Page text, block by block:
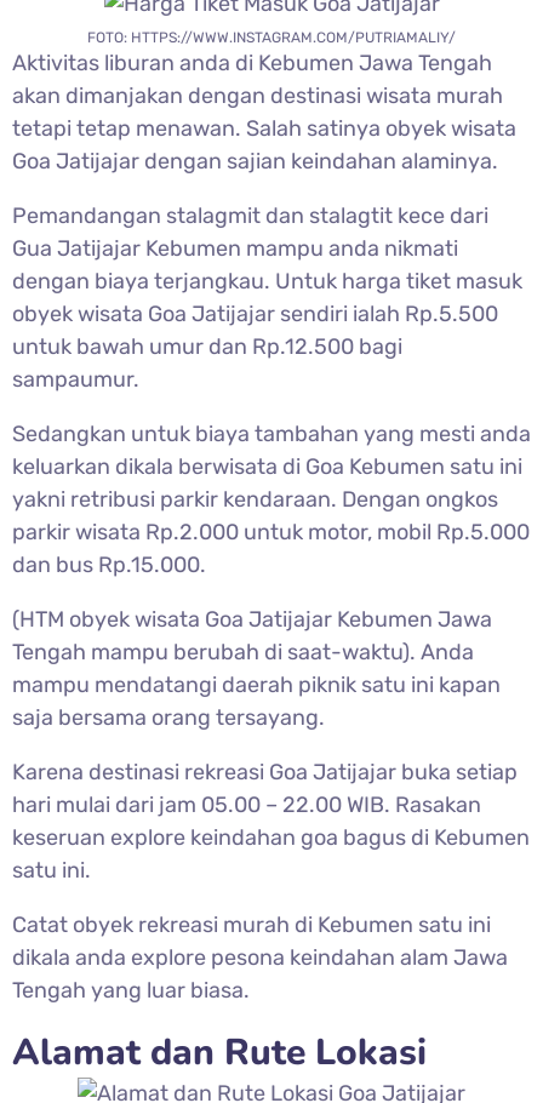
FOTO: HTTPS://WWW.INSTAGRAM.COM/PUTRIAMALIY/
Aktivitas liburan anda di Kebumen Jawa Tengah
akan dimanjakan dengan destinasi wisata murah
tetapi tetap menawan. Salah satinya obyek wisata
Goa Jatijajar dengan sajian keindahan alaminya.
Pemandangan stalagmit dan stalagtit kece dari
Gua Jatijajar Kebumen mampu anda nikmati
dengan biaya terjangkau. Untuk harga tiket masuk
obyek wisata Goa Jatijajar sendiri ialah Rp.5.500
untuk bawah umur dan Rp.12.500 bagi
sampaumur.
Sedangkan untuk biaya tambahan yang mesti anda
keluarkan dikala berwisata di Goa Kebumen satu ini
yakni retribusi parkir kendaraan. Dengan ongkos
parkir wisata Rp.2.000 untuk motor, mobil Rp.5.000
dan bus Rp.15.000.
(HTM obyek wisata Goa Jatijajar Kebumen Jawa
Tengah mampu berubah di saat-waktu). Anda
mampu mendatangi daerah piknik satu ini kapan
saja bersama orang tersayang.
Karena destinasi rekreasi Goa Jatijajar buka setiap
hari mulai dari jam 05.00 – 22.00 WIB. Rasakan
keseruan explore keindahan goa bagus di Kebumen
satu ini.
Catat obyek rekreasi murah di Kebumen satu ini
dikala anda explore pesona keindahan alam Jawa
Tengah yang luar biasa.
Alamat dan Rute Lokasi